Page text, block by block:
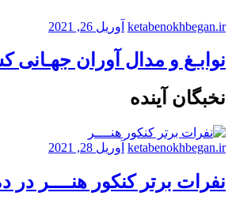
ketabenokhbegan.ir آوریل 26, 2021
نوابـغ و مدال آوران جهـانی
نخبگان آینده
ketabenokhbegan.ir آوریل 28, 2021
نفرات برتر کنکور هنــــر در